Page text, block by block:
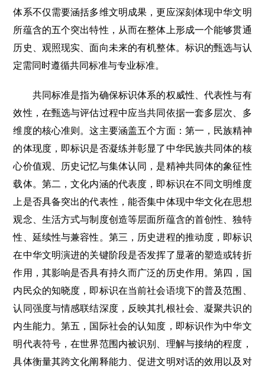
体系不仅需要涵括多维文明成果，更应深刻体现中华文明
所蕴含的五个突出特性，从而在整体上形成一个能够贯通
历史、观照现实、面向未来的有机整体。标识的甄选与认
定需同时遵循共同标准与专业标准。
共同标准是指为确保标识体系的权威性、代表性与有
效性，在甄选与评估过程中应当共同依据一套多层次、多
维度的核心准则。这主要涵盖五个方面：第一，民族精神
的体现度，即标识是否凝练并彰显了中华民族共同体的核
心价值观、历史记忆与集体认同，是精神共同体的象征性
载体。第二，文化内涵的代表度，即标识在不同文明维度
上是否具备突出的代表性，能否集中体现中华文化在思想
观念、生活方式与制度创造等层面所蕴含的首创性、独特
性、延续性与兼容性。第三，历史进程的推动度，即标识
在中华文明演进的关键阶段是否发挥了显著的塑造或转折
作用，其影响是否具有持久而广泛的历史作用。第四，国
内民众的知晓度，即标识在当前社会语境下的普及范围、
认同强度与情感联结深度，反映其扎根社会、凝聚共识的
内生能力。第五，国际社会的认知度，即标识作为中华文
明代表符号，在世界范围内被识别、理解与接纳的程度，
具体衡量其跨文化阐释能力、促进文明对话的效用以及对